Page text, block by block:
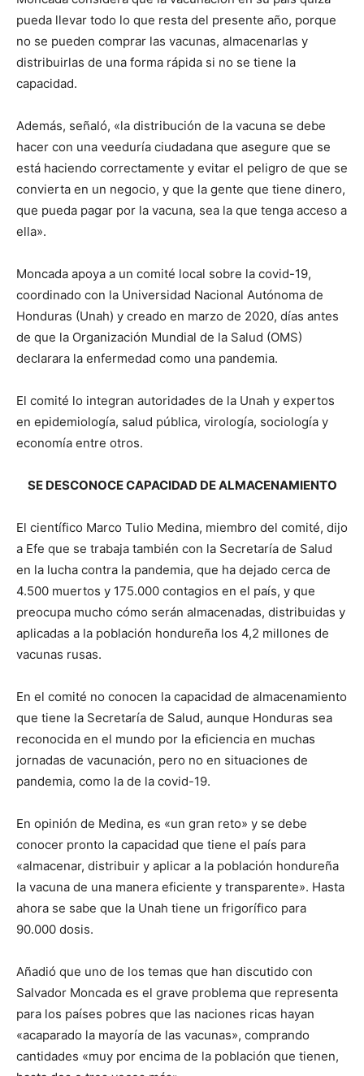
pueda llevar todo lo que resta del presente año, porque
no se pueden comprar las vacunas, almacenarlas y
distribuirlas de una forma rápida si no se tiene la
capacidad.
Además, señaló, «la distribución de la vacuna se debe
hacer con una veeduría ciudadana que asegure que se
está haciendo correctamente y evitar el peligro de que se
convierta en un negocio, y que la gente que tiene dinero,
que pueda pagar por la vacuna, sea la que tenga acceso a
ella».
Moncada apoya a un comité local sobre la covid-19,
coordinado con la Universidad Nacional Autónoma de
Honduras (Unah) y creado en marzo de 2020, días antes
de que la Organización Mundial de la Salud (OMS)
declarara la enfermedad como una pandemia.
El comité lo integran autoridades de la Unah y expertos
en epidemiología, salud pública, virología, sociología y
economía entre otros.
SE DESCONOCE CAPACIDAD DE ALMACENAMIENTO
El científico Marco Tulio Medina, miembro del comité, dijo
a Efe que se trabaja también con la Secretaría de Salud
en la lucha contra la pandemia, que ha dejado cerca de
4.500 muertos y 175.000 contagios en el país, y que
preocupa mucho cómo serán almacenadas, distribuidas y
aplicadas a la población hondureña los 4,2 millones de
vacunas rusas.
En el comité no conocen la capacidad de almacenamiento
que tiene la Secretaría de Salud, aunque Honduras sea
reconocida en el mundo por la eficiencia en muchas
jornadas de vacunación, pero no en situaciones de
pandemia, como la de la covid-19.
En opinión de Medina, es «un gran reto» y se debe
conocer pronto la capacidad que tiene el país para
«almacenar, distribuir y aplicar a la población hondureña
la vacuna de una manera eficiente y transparente». Hasta
ahora se sabe que la Unah tiene un frigorífico para
90.000 dosis.
Añadió que uno de los temas que han discutido con
Salvador Moncada es el grave problema que representa
para los países pobres que las naciones ricas hayan
«acaparado la mayoría de las vacunas», comprando
cantidades «muy por encima de la población que tienen,